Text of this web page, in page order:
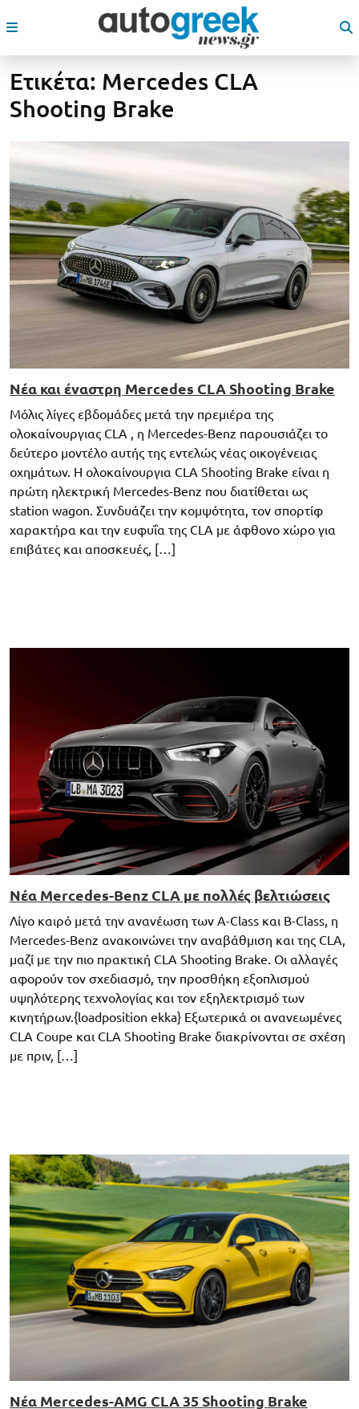
Ετικέτα: Mercedes CLA
Shooting Brake
Νέα και έναστρη Mercedes CLA Shooting Brake
Μόλις λίγες εβδομάδες μετά την πρεμιέρα της
ολοκαίνουργιας CLA , η Mercedes-Benz παρουσιάζει το
δεύτερο μοντέλο αυτής της εντελώς νέας οικογένειας
οχημάτων. Η ολοκαίνουργια CLA Shooting Brake είναι η
πρώτη ηλεκτρική Mercedes-Benz που διατίθεται ως
station wagon. Συνδυάζει την κομψότητα, τον σπορτίφ
χαρακτήρα και την ευφυΐα της CLA με άφθονο χώρο για
επιβάτες και αποσκευές, […]
Νέα Mercedes-Benz CLA με πολλές βελτιώσεις
Λίγο καιρό μετά την ανανέωση των A-Class και B-Class, η
Mercedes-Benz ανακοινώνει την αναβάθμιση και της CLA,
μαζί με την πιο πρακτική CLA Shooting Brake. Οι αλλαγές
αφορούν τον σχεδιασμό, την προσθήκη εξοπλισμού
υψηλότερης τεχνολογίας και τον εξηλεκτρισμό των
κινητήρων.{loadposition ekka} Εξωτερικά οι ανανεωμένες
CLA Coupe και CLA Shooting Brake διακρίνονται σε σχέση
με πριν, […]
Νέα Mercedes-AMG CLA 35 Shooting Brake